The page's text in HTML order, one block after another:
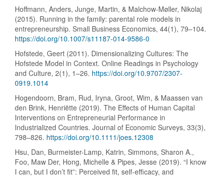
Hoffmann, Anders, Junge, Martin, & Malchow-Møller, Nikolaj
(2015). Running in the family: parental role models in
entrepreneurship. Small Business Economics, 44(1), 79–104.
https://doi.org/10.1007/s11187-014-9586-0
Hofstede, Geert (2011). Dimensionalizing Cultures: The
Hofstede Model in Context. Online Readings in Psychology
and Culture, 2(1), 1–26. https://doi.org/10.9707/2307-
0919.1014
Hogendoorn, Bram, Rud, Iryna, Groot, Wim, & Maassen van
den Brink, Henriëtte (2019). The Effects of Human Capital
Interventions on Entrepreneurial Performance in
Industrialized Countries. Journal of Economic Surveys, 33(3),
798–826. https://doi.org/10.1111/joes.12308
Hsu, Dan, Burmeister-Lamp, Katrin, Simmons, Sharon A.,
Foo, Maw Der, Hong, Michelle & Pipes, Jesse (2019). “I know
I can, but I don’t fit”: Perceived fit, self-efficacy, and